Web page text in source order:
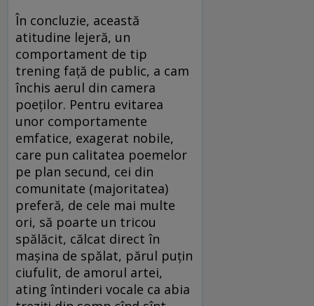
În concluzie, această
atitudine lejeră, un
comportament de tip
trening față de public, a cam
închis aerul din camera
poeților. Pentru evitarea
unor comportamente
emfatice, exagerat nobile,
care pun calitatea poemelor
pe plan secund, cei din
comunitate (majoritatea)
preferă, de cele mai multe
ori, să poarte un tricou
spălăcit, călcat direct în
mașina de spălat, părul puțin
ciufulit, de amorul artei,
ating întinderi vocale ca abia